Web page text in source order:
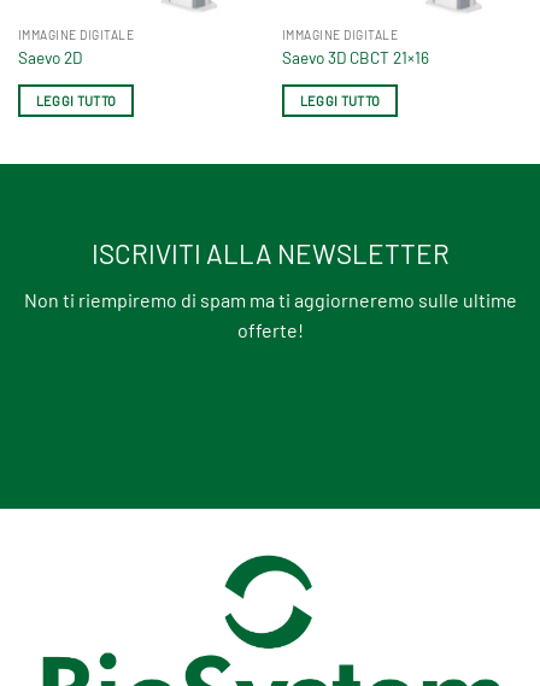
IMMAGINE DIGITALE
Saevo 2D
LEGGI TUTTO
IMMAGINE DIGITALE
Saevo 3D CBCT 21×16
LEGGI TUTTO
ISCRIVITI ALLA NEWSLETTER
Non ti riempiremo di spam ma ti aggiorneremo sulle ultime
offerte!